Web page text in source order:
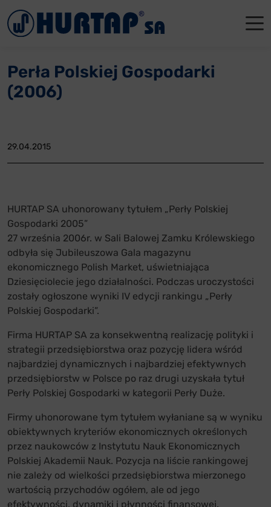
Perła Polskiej Gospodarki
(2006)
29.04.2015
HURTAP SA uhonorowany tytułem „Perły Polskiej
Gospodarki 2005”
27 września 2006r. w Sali Balowej Zamku Królewskiego
odbyła się Jubileuszowa Gala magazynu
ekonomicznego Polish Market, uświetniająca
Dziesięciolecie jego działalności. Podczas uroczystości
zostały ogłoszone wyniki IV edycji rankingu „Perły
Polskiej Gospodarki”.
Firma HURTAP SA za konsekwentną realizację polityki i
strategii przedsiębiorstwa oraz pozycję lidera wśród
najbardziej dynamicznych i najbardziej efektywnych
przedsiębiorstw w Polsce po raz drugi uzyskała tytuł
Perły Polskiej Gospodarki w kategorii Perły Duże.
Firmy uhonorowane tym tytułem wyłaniane są w wyniku
obiektywnych kryteriów ekonomicznych określonych
przez naukowców z Instytutu Nauk Ekonomicznych
Polskiej Akademii Nauk. Pozycja na liście rankingowej
nie zależy od wielkości przedsiębiorstwa mierzonego
wartością przychodów ogółem, ale od jego
efektywności, dynamiki i płynności finansowej.
Menu
Aktualności
Reklamacje
Kontakt